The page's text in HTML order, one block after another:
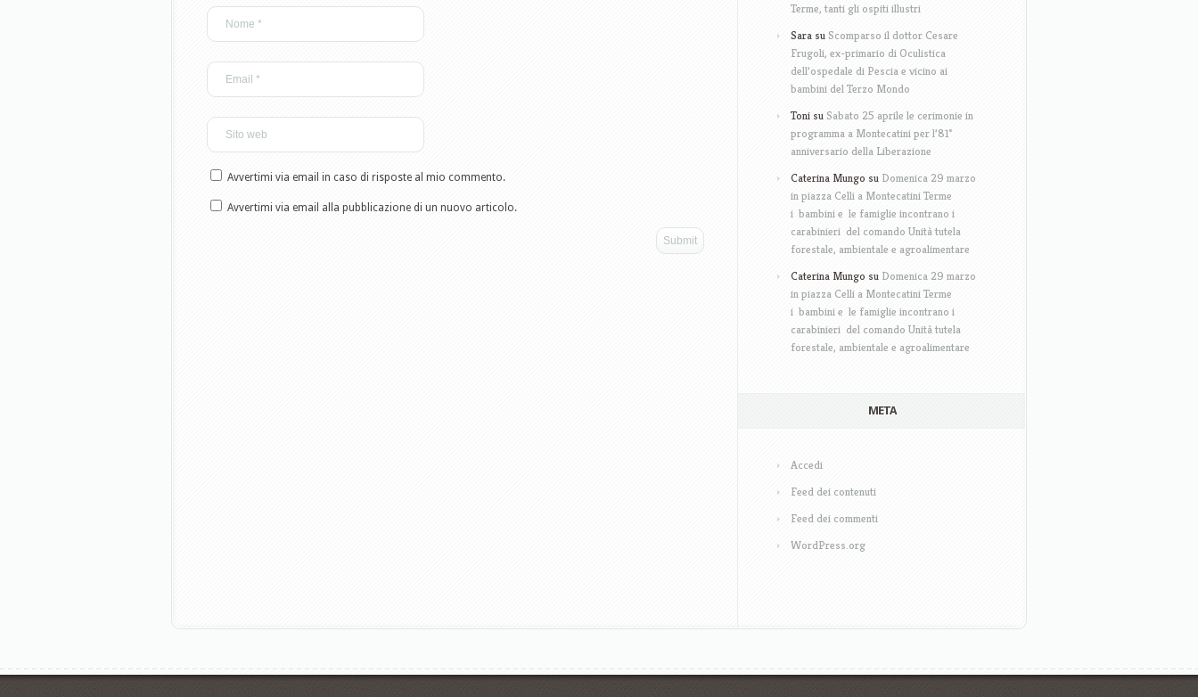
Avvertimi via email in caso di risposte al mio commento.
Avvertimi via email alla pubblicazione di un nuovo articolo.
Terme, tanti gli ospiti illustri
Sara su Scomparso il dottor Cesare
Frugoli, ex-primario di Oculistica
dell’ospedale di Pescia e vicino ai
bambini del Terzo Mondo
Toni suSabato 25 aprile le cerimonie in
programma a Montecatini per l’81°
anniversario della Liberazione
Caterina Mungo su Domenica 29 marzo
in piazza Celli a Montecatini Terme
i bambini e le famiglie incontrano i
carabinieri del comando Unità tutela
forestale, ambientale e agroalimentare
Caterina Mungo su Domenica 29 marzo
in piazza Celli a Montecatini Terme
i bambini e le famiglie incontrano i
carabinieri del comando Unità tutela
forestale, ambientale e agroalimentare
META
Accedi
Feed dei contenuti
Feed dei commenti
WordPress.org